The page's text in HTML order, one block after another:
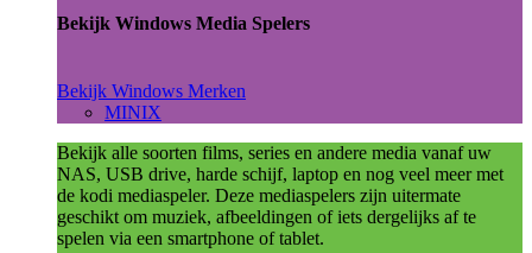
Bekijk Windows Media Spelers
Bekijk Windows Merken
MINIX
Bekijk alle soorten films, series en andere media vanaf uw
NAS, USB drive, harde schijf, laptop en nog veel meer met
de kodi mediaspeler. Deze mediaspelers zijn uitermate
geschikt om muziek, afbeeldingen of iets dergelijks af te
spelen via een smartphone of tablet.